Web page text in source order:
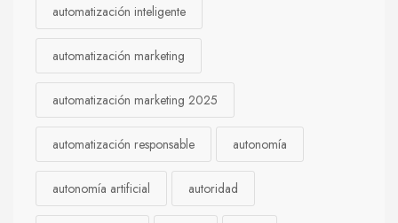
automatización inteligente
automatización marketing
automatización marketing 2025
automatización responsable autonomía
autonomía artificial autoridad